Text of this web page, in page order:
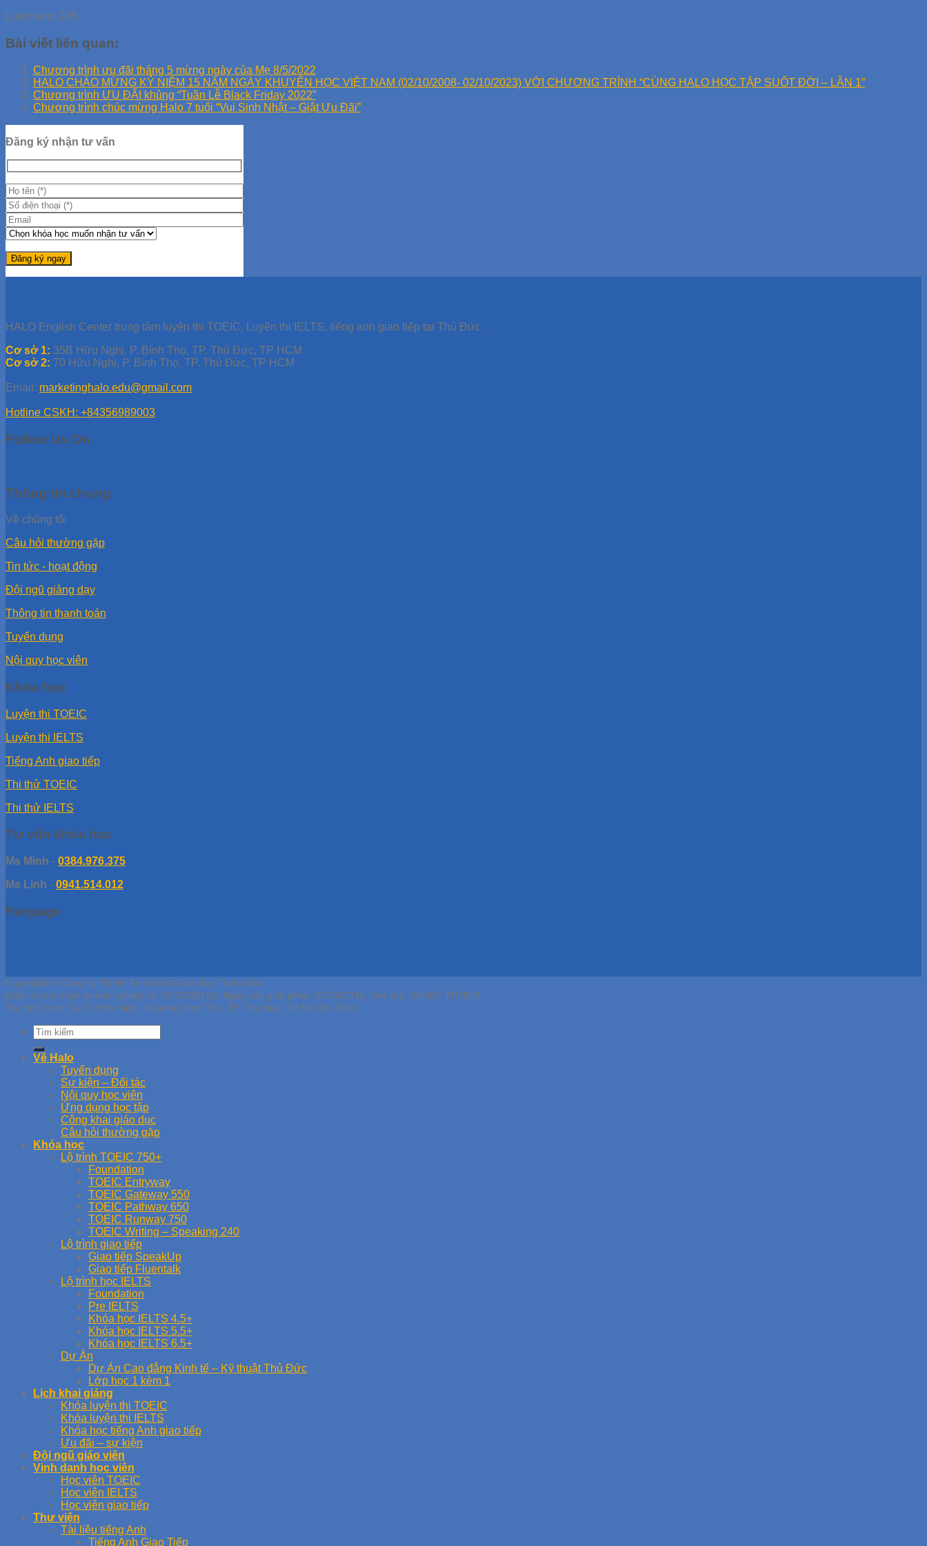
Lượt xem: 205
Bài viết liên quan:
Chương trình ưu đãi tháng 5 mừng ngày của Mẹ 8/5/2022
HALO CHÀO MỪNG KỶ NIỆM 15 NĂM NGÀY KHUYẾN HỌC VIỆT NAM (02/10/2008- 02/10/2023) VỚI CHƯƠNG TRÌNH “CÙNG HALO HỌC TẬP SUỐT ĐỜI – LẦN 1”
Chương trình ƯU ĐÃI khủng “Tuần Lễ Black Friday 2022”
Chương trình chúc mừng Halo 7 tuổi “Vui Sinh Nhật – Giật Ưu Đãi”
Đăng ký nhận tư vấn
HALO English Center trung tâm luyện thi TOEIC, Luyện thi IELTS, tiếng anh giao tiếp tại Thủ Đức.
Cơ sở 1: 35B Hữu Nghị, P. Bình Thọ, TP. Thủ Đức, TP HCM
Cơ sở 2: 70 Hữu Nghị, P. Bình Thọ, TP. Thủ Đức, TP HCM
Email: marketinghalo.edu@gmail.com
Hotline CSKH: +84356989003
Follow Us On
Thông tin chung
Về chúng tôi
Câu hỏi thường gặp
Tin tức - hoạt động
Đội ngũ giảng dạy
Thông tin thanh toán
Tuyển dụng
Nội quy học viên
Khóa học
Luyện thi TOEIC
Luyện thi IELTS
Tiếng Anh giao tiếp
Thi thử TOEIC
Thi thử IELTS
Tư vấn khóa học
Ms Minh - 0384.976.375
Ms Linh - 0941.514.012
Fanpage
Copyright © Công Ty TNHH Tư Vấn & Giáo Dục Thiên Bảo
Giấy chứng nhận doanh nghiệp số: 0313739102, Ngày cấp giấy phép: 07/04/2016, Nơi cấp: SKHDT TP.HCM
Trụ Sở Chính Tại 70 Hữu Nghị, Phường Bình Thọ, TP Thủ Đức, TP Hồ Chí Minh
Về Halo
Tuyển dụng
Sự kiện – Đối tác
Nội quy học viên
Ứng dụng học tập
Công khai giáo dục
Câu hỏi thường gặp
Khóa học
Lộ trình TOEIC 750+
Foundation
TOEIC Entryway
TOEIC Gateway 550
TOEIC Pathway 650
TOEIC Runway 750
TOEIC Writing – Speaking 240
Lộ trình giao tiếp
Giao tiếp SpeakUp
Giao tiếp Fluentalk
Lộ trình học IELTS
Foundation
Pre IELTS
Khóa học IELTS 4.5+
Khóa học IELTS 5.5+
Khóa học IELTS 6.5+
Dự Án
Dự Án Cao đẳng Kinh tế – Kỹ thuật Thủ Đức
Lớp học 1 kèm 1
Lịch khai giảng
Khóa luyện thi TOEIC
Khóa luyện thi IELTS
Khóa học tiếng Anh giao tiếp
Ưu đãi – sự kiện
Đội ngũ giáo viên
Vinh danh học viên
Học viên TOEIC
Học viên IELTS
Học viên giao tiếp
Thư viện
Tài liệu tiếng Anh
Tiếng Anh Giao Tiếp